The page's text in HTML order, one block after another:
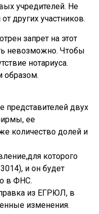
учредителей. Не
других участников.
запрет на этот
невозможно. Чтобы
нотариуса.
образом.
представителей двух
ее
количество долей и
которого
и он будет
в ФНС.
из ЕГРЮЛ, в
изменения.